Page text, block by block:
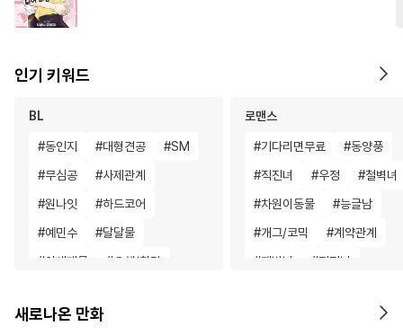
인기 키워드
BL
#동인지 #대형견공 #SM
#무심공 #사제관계
#원나잇 #하드코어
#예민수 #달달물
#이세계물 #오해/착각
#부부 #성인용품
로맨스
#기다리면무료 #동양풍
#직진녀 #우정 #철벽녀
#차원이동물 #능글남
#개그/코믹 #계약관계
#재벌남 #직진남
복수물
새로나온 만화